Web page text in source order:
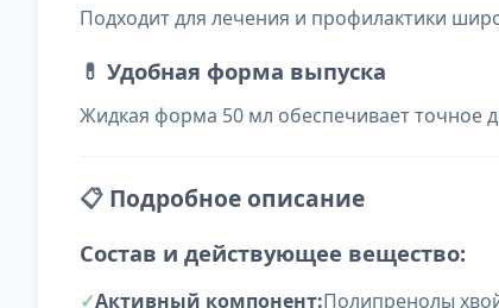
Подходит для лечения и профилактики
💊 Удобная форма выпуска
Жидкая форма 50 мл обеспечивает точное
📋 Подробное описание
Состав и действующее вещество:
Активный компонент:Полипренолы